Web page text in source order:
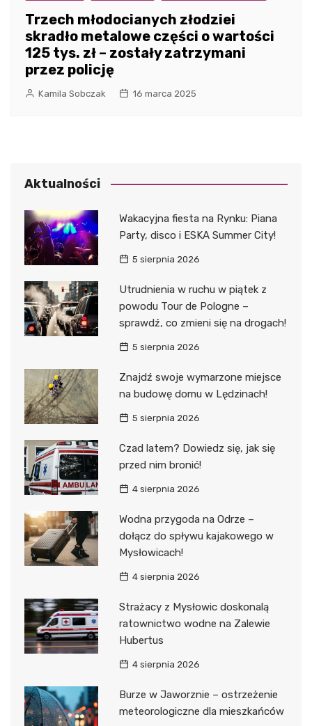
Trzech młodocianych złodziei
skradło metalowe części o wartości
125 tys. zł – zostały zatrzymani
przez policję
Kamila Sobczak 16 marca 2025
Aktualności
Wakacyjna fiesta na Rynku: Piana
Party, disco i ESKA Summer City!
5 sierpnia 2026
Utrudnienia w ruchu w piątek z
powodu Tour de Pologne –
sprawdź, co zmieni się na drogach!
5 sierpnia 2026
Znajdź swoje wymarzone miejsce
na budowę domu w Lędzinach!
5 sierpnia 2026
Czad latem? Dowiedz się, jak się
przed nim bronić!
4 sierpnia 2026
Wodna przygoda na Odrze –
dołącz do spływu kajakowego w
Mysłowicach!
4 sierpnia 2026
Strażacy z Mysłowic doskonalą
ratownictwo wodne na Zalewie
Hubertus
4 sierpnia 2026
Burze w Jaworznie – ostrzeżenie
meteorologiczne dla mieszkańców